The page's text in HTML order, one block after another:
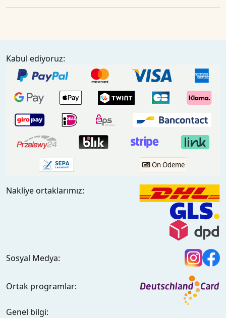
Kabul ediyoruz:
Ön Ödeme
Nakliye ortaklarımız:
Sosyal Medya:
Ortak programlar:
Genel bilgi: